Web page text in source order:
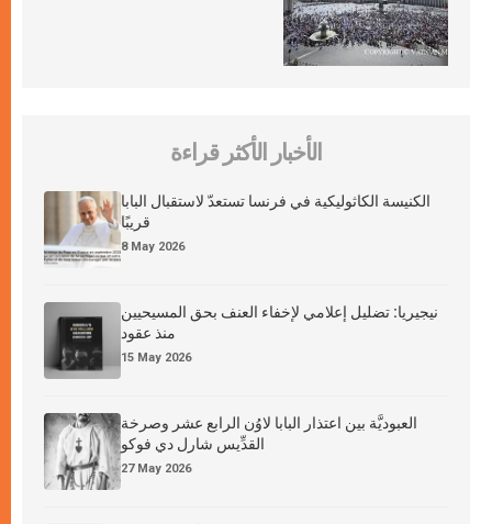
الأخبار الأكثر قراءة
الكنيسة الكاثوليكية في فرنسا تستعدّ لاستقبال البابا
قريبًا
8 May 2026
نيجيريا: تضليل إعلامي لإخفاء العنف بحق المسيحيين
منذ عقود
15 May 2026
العبوديَّة بين اعتذار البابا لاوُن الرابع عشر وصرخة
القدِّيس شارل دي فوكو
27 May 2026